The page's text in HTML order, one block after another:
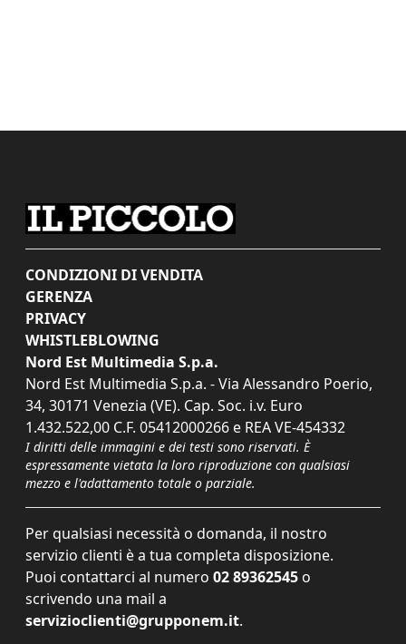
CONDIZIONI DI VENDITA
GERENZA
PRIVACY
WHISTLEBLOWING
Nord Est Multimedia S.p.a.
Nord Est Multimedia S.p.a. - Via Alessandro Poerio,
34, 30171 Venezia (VE). Cap. Soc. i.v. Euro
1.432.522,00 C.F. 05412000266 e REA VE-454332
I diritti delle immagini e dei testi sono riservati. È
espressamente vietata la loro riproduzione con qualsiasi
mezzo e l'adattamento totale o parziale.
Per qualsiasi necessità o domanda, il nostro
servizio clienti è a tua completa disposizione.
Puoi contattarci al numero 02 89362545 o
scrivendo una mail a
servizioclienti@grupponem.it.